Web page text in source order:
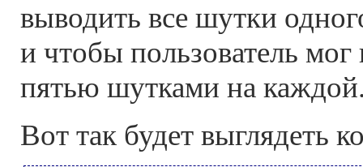
выводить все шутки
и чтобы пользователь
пятью шутками на
Вот так будет выглядеть